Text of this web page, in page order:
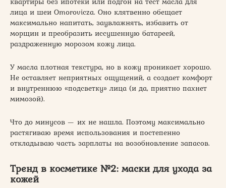
лица и шеи Omorovicza. Оно клятвенно обещает
максимально напитать, заувлажнять, избавить от
морщин и преобразить иссушенную батареей,
раздраженную морозом кожу лица.
У масла плотная текстура, но в кожу проникает хорошо.
Не оставляет неприятных ощущений, а создает комфорт
и внутреннюю «подсветку» лица (и да, приятно пахнет
мимозой).
Что до минусов — их не нашла. Поэтому максимально
растягиваю время использования и постепенно
откладываю часть зарплаты на возобновление запасов.
Тренд в косметике №2: маски для ухода за
кожей